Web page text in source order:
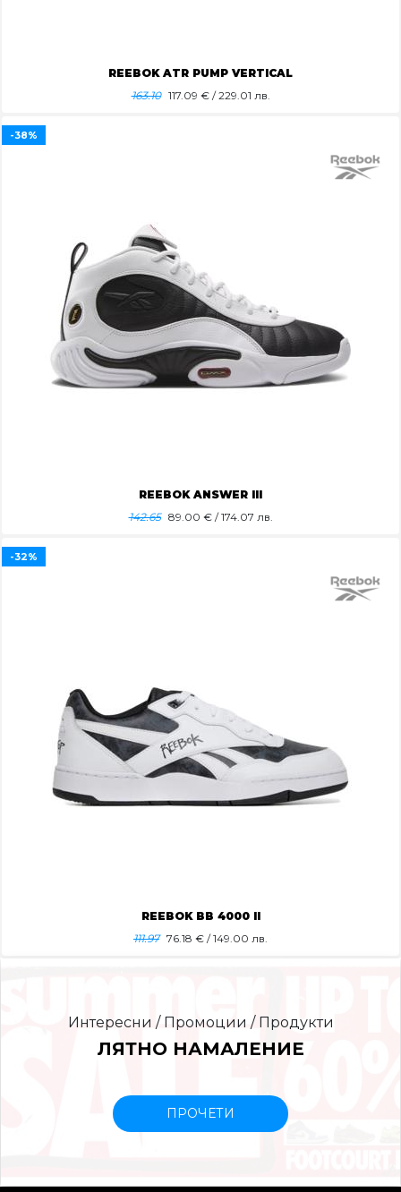
REEBOK ATR PUMP VERTICAL
163.10 117.09 € / 229.01 лв.
REEBOK ANSWER III
142.65 89.00 € / 174.07 лв.
-38%
REEBOK BB 4000 II
111.97 76.18 € / 149.00 лв.
-32%
Интересни / Промоции / Продукти
ЛЯТНО НАМАЛЕНИЕ
ПРОЧЕТИ